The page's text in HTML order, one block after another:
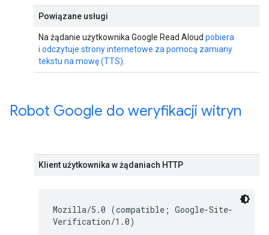
Powiązane usługi
Na żądanie użytkownika Google Read Aloud pobiera
i odczytuje strony internetowe za pomocą zamiany
tekstu na mowę (TTS)
Robot Google do weryfikacji witryn
Klient użytkownika w żądaniach HTTP
Mozilla/5.0 (compatible; Google-Site-
Verification/1.0)